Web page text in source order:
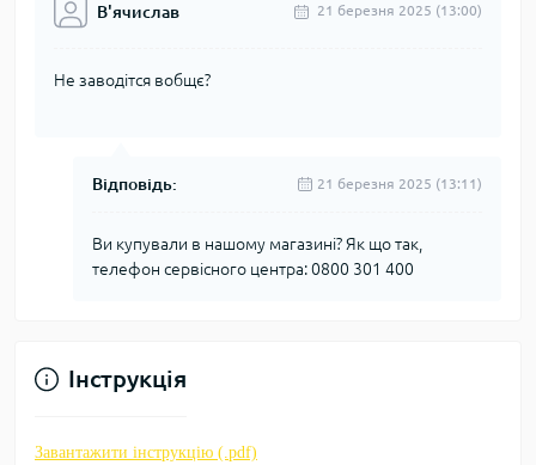
В'ячислав 21 березня 2025 (13:00)
Не заводітся вобщє?
Відповідь: 21 березня 2025 (13:11)
Ви купували в нашому магазині? Як що так,
телефон сервісного центра: 0800 301 400
Інструкція
Завантажити інструкцію (.pdf)